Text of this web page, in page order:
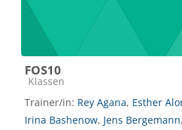
FOS10
Kursbereich
Klassen
Trainer/in: Rey Agana, Esther
Irina Bashenow, Jens Bergemann,